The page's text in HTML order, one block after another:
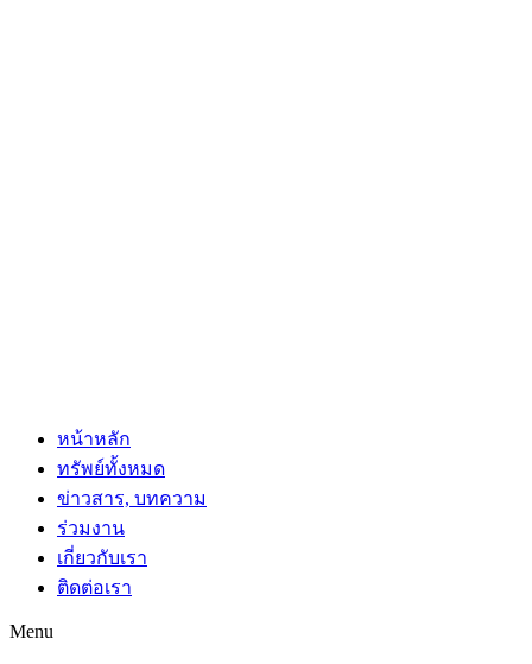
หน้าหลัก
ทรัพย์ทั้งหมด
ข่าวสาร, บทความ
ร่วมงาน
เกี่ยวกับเรา
ติดต่อเรา
Menu